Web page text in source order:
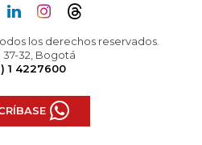
los derechos reservados.
37-32, Bogotá
1 4227600